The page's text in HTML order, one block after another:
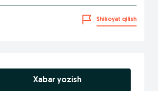
Shikoyat qilish
Xabar yozish